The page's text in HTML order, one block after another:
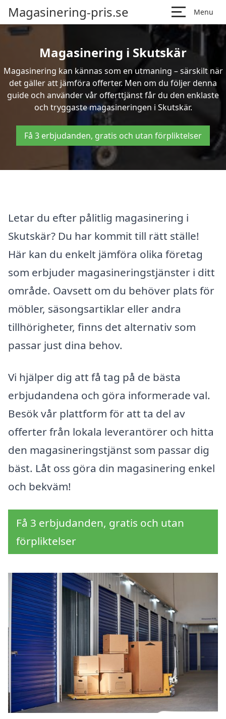
Magasinering-pris.se Menu
Magasinering i Skutskär
Magasinering kan kännas som en utmaning – särskilt när
det gäller att jämföra offerter. Men om du följer denna
guide och använder vår offerttjänst får du den enklaste
och tryggaste magasineringen i Skutskär.
Få 3 erbjudanden, gratis och utan förpliktelser
Letar du efter pålitlig magasinering i
Skutskär? Du har kommit till rätt ställe!
Här kan du enkelt jämföra olika företag
som erbjuder magasineringstjänster i ditt
område. Oavsett om du behöver plats för
möbler, säsongsartiklar eller andra
tillhörigheter, finns det alternativ som
passar just dina behov.
Vi hjälper dig att få tag på de bästa
erbjudandena och göra informerade val.
Besök vår plattform för att ta del av
offerter från lokala leverantörer och hitta
den magasineringstjänst som passar dig
bäst. Låt oss göra din magasinering enkel
och bekväm!
Få 3 erbjudanden, gratis och utan
förpliktelser